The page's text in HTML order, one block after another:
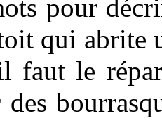
pour
qui abrite
le
des